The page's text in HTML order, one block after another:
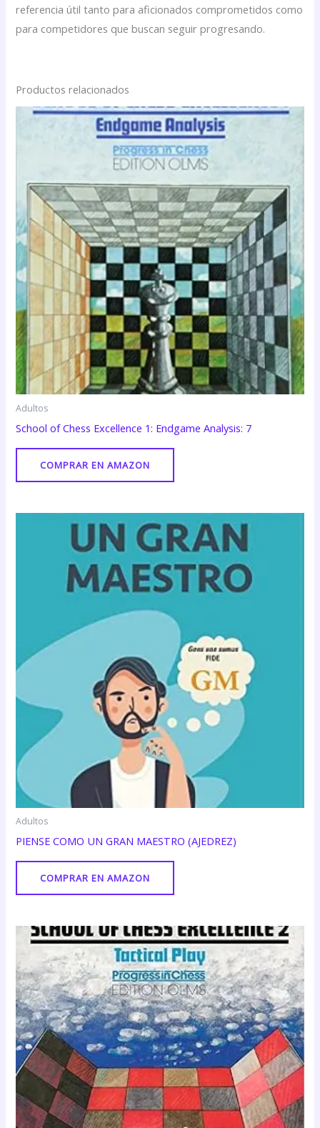
referencia útil tanto para aficionados comprometidos como
para competidores que buscan seguir progresando.
Productos relacionados
Adultos
School of Chess Excellence 1: Endgame Analysis: 7
COMPRAR EN AMAZON
Adultos
PIENSE COMO UN GRAN MAESTRO (AJEDREZ)
COMPRAR EN AMAZON